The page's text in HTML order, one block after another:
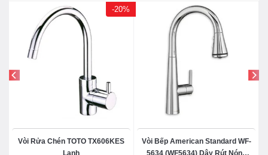
-20%
Vòi Rửa Chén TOTO TX606KES
Vòi Bếp American Standard WF-